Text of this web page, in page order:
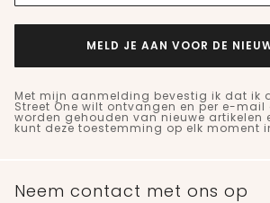
MELD JE AAN VOOR DE
Met mijn aanmelding bevestig ik dat ik
Street One wilt ontvangen en per e-
worden gehouden van nieuwe artikelen
kunt deze toestemming op elk moment
Neem contact met ons op